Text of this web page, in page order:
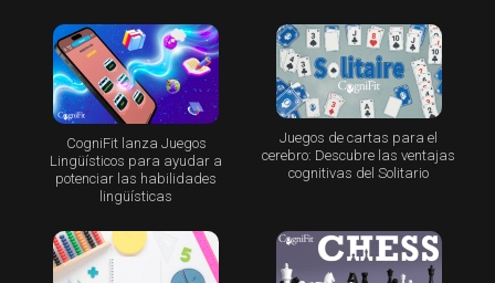
CogniFit lanza Juegos
Lingüísticos para ayudar a
potenciar las habilidades
lingüísticas
Juegos de cartas para el
cerebro: Descubre las ventajas
cognitivas del Solitario